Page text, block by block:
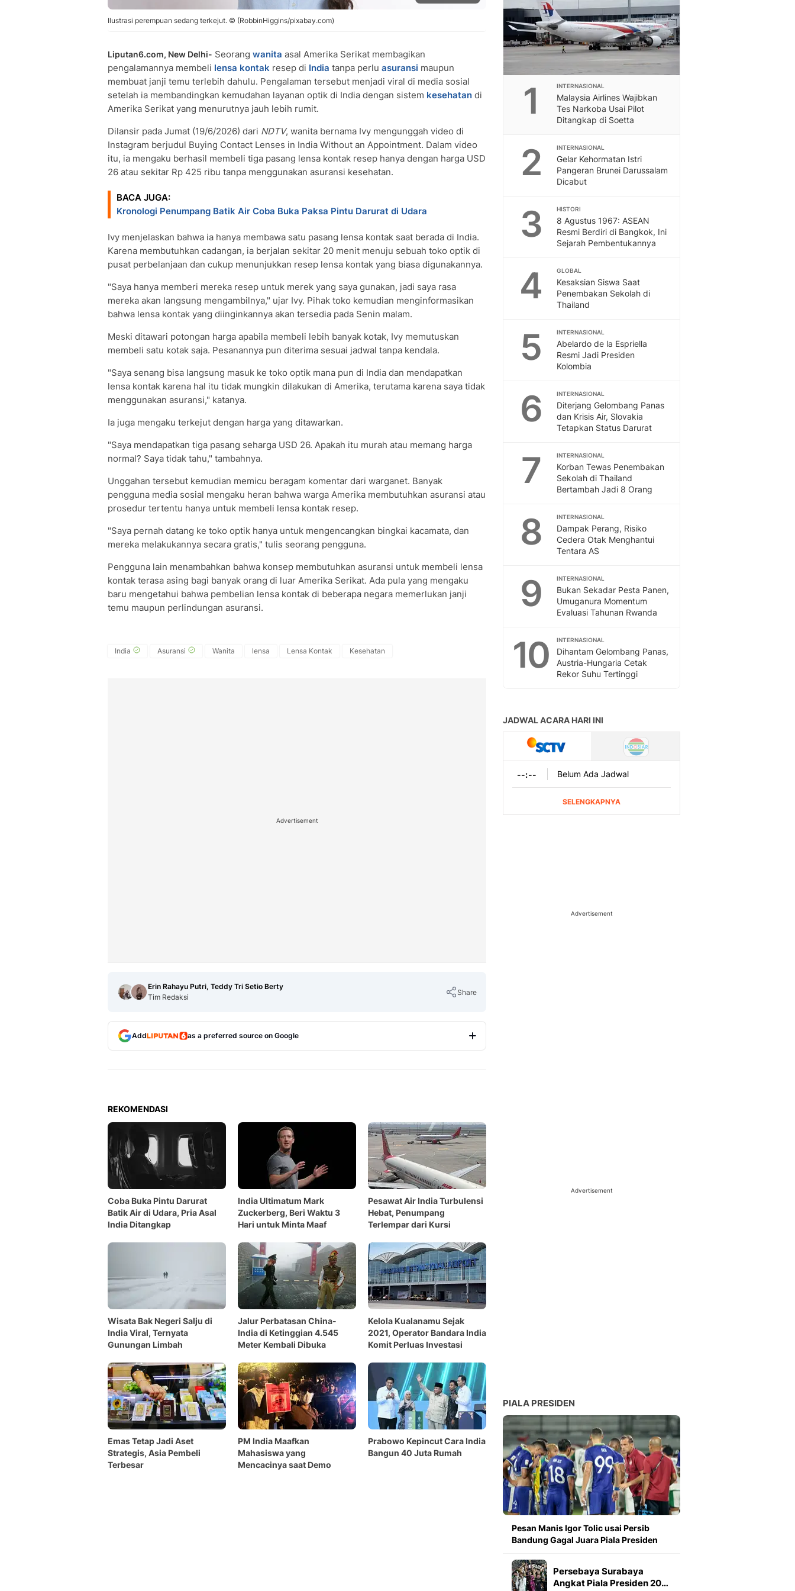
Ilustrasi perempuan sedang terkejut. © (RobbinHiggins/pixabay.com)
Liputan6.com, New Delhi- Seorang wanita asal Amerika Serikat membagikan
pengalamannya membeli lensa kontak resep di India tanpa perlu asuransi maupun
membuat janji temu terlebih dahulu. Pengalaman tersebut menjadi viral di media sosial
setelah ia membandingkan kemudahan layanan optik di India dengan sistem kesehatan di
Amerika Serikat yang menurutnya jauh lebih rumit.
Dilansir pada Jumat (19/6/2026) dari NDTV, wanita bernama Ivy mengunggah video di
Instagram berjudul Buying Contact Lenses in India Without an Appointment. Dalam video
itu, ia mengaku berhasil membeli tiga pasang lensa kontak resep hanya dengan harga USD
26 atau sekitar Rp 425 ribu tanpa menggunakan asuransi kesehatan.
BACA JUGA:
Kronologi Penumpang Batik Air Coba Buka Paksa Pintu Darurat di Udara
Ivy menjelaskan bahwa ia hanya membawa satu pasang lensa kontak saat berada di India.
Karena membutuhkan cadangan, ia berjalan sekitar 20 menit menuju sebuah toko optik di
pusat perbelanjaan dan cukup menunjukkan resep lensa kontak yang biasa digunakannya.
"Saya hanya memberi mereka resep untuk merek yang saya gunakan, jadi saya rasa
mereka akan langsung mengambilnya," ujar Ivy. Pihak toko kemudian menginformasikan
bahwa lensa kontak yang diinginkannya akan tersedia pada Senin malam.
Meski ditawari potongan harga apabila membeli lebih banyak kotak, Ivy memutuskan
membeli satu kotak saja. Pesanannya pun diterima sesuai jadwal tanpa kendala.
"Saya senang bisa langsung masuk ke toko optik mana pun di India dan mendapatkan
lensa kontak karena hal itu tidak mungkin dilakukan di Amerika, terutama karena saya tidak
menggunakan asuransi," katanya.
Ia juga mengaku terkejut dengan harga yang ditawarkan.
"Saya mendapatkan tiga pasang seharga USD 26. Apakah itu murah atau memang harga
normal? Saya tidak tahu," tambahnya.
Unggahan tersebut kemudian memicu beragam komentar dari warganet. Banyak
pengguna media sosial mengaku heran bahwa warga Amerika membutuhkan asuransi atau
prosedur tertentu hanya untuk membeli lensa kontak resep.
"Saya pernah datang ke toko optik hanya untuk mengencangkan bingkai kacamata, dan
mereka melakukannya secara gratis," tulis seorang pengguna.
Pengguna lain menambahkan bahwa konsep membutuhkan asuransi untuk membeli lensa
kontak terasa asing bagi banyak orang di luar Amerika Serikat. Ada pula yang mengaku
baru mengetahui bahwa pembelian lensa kontak di beberapa negara memerlukan janji
temu maupun perlindungan asuransi.
India Asuransi Wanita lensa Lensa Kontak Kesehatan
Advertisement
Erin Rahayu Putri, Teddy Tri Setio Berty
Tim Redaksi
Share
Add as a preferred source on Google
REKOMENDASI
Coba Buka Pintu Darurat
Batik Air di Udara, Pria Asal
India Ditangkap
India Ultimatum Mark
Zuckerberg, Beri Waktu 3
Hari untuk Minta Maaf
Pesawat Air India Turbulensi
Hebat, Penumpang
Terlempar dari Kursi
Wisata Bak Negeri Salju di
India Viral, Ternyata
Gunungan Limbah
Jalur Perbatasan China-
India di Ketinggian 4.545
Meter Kembali Dibuka
Kelola Kualanamu Sejak
2021, Operator Bandara India
Komit Perluas Investasi
Emas Tetap Jadi Aset
Strategis, Asia Pembeli
Terbesar
PM India Maafkan
Mahasiswa yang
Mencacinya saat Demo
Prabowo Kepincut Cara India
Bangun 40 Juta Rumah
1 INTERNASIONAL
Malaysia Airlines Wajibkan
Tes Narkoba Usai Pilot
Ditangkap di Soetta
2 INTERNASIONAL
Gelar Kehormatan Istri
Pangeran Brunei Darussalam
Dicabut
3 HISTORI
8 Agustus 1967: ASEAN
Resmi Berdiri di Bangkok, Ini
Sejarah Pembentukannya
4 GLOBAL
Kesaksian Siswa Saat
Penembakan Sekolah di
Thailand
5 INTERNASIONAL
Abelardo de la Espriella
Resmi Jadi Presiden
Kolombia
6 INTERNASIONAL
Diterjang Gelombang Panas
dan Krisis Air, Slovakia
Tetapkan Status Darurat
7 INTERNASIONAL
Korban Tewas Penembakan
Sekolah di Thailand
Bertambah Jadi 8 Orang
8 INTERNASIONAL
Dampak Perang, Risiko
Cedera Otak Menghantui
Tentara AS
9 INTERNASIONAL
Bukan Sekadar Pesta Panen,
Umuganura Momentum
Evaluasi Tahunan Rwanda
10 INTERNASIONAL
Dihantam Gelombang Panas,
Austria-Hungaria Cetak
Rekor Suhu Tertinggi
Advertisement
Advertisement
PIALA PRESIDEN
Pesan Manis Igor Tolic usai Persib
Bandung Gagal Juara Piala Presiden
Persebaya Surabaya
Angkat Piala Presiden 20…